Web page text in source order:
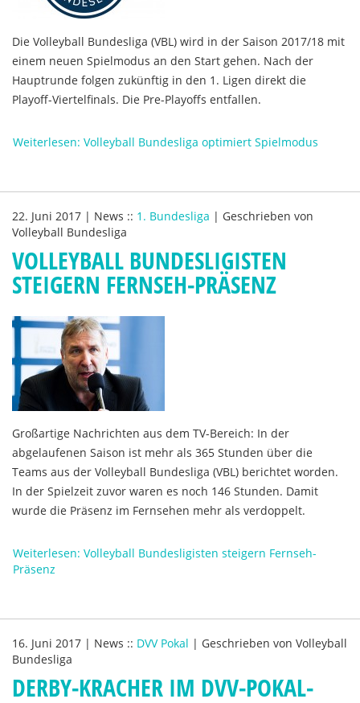
Die Volleyball Bundesliga (VBL) wird in der Saison 2017/18 mit
einem neuen Spielmodus an den Start gehen. Nach der
Hauptrunde folgen zukünftig in den 1. Ligen direkt die
Playoff-Viertelfinals. Die Pre-Playoffs entfallen.
Weiterlesen: Volleyball Bundesliga optimiert Spielmodus
22. Juni 2017 | News :: 1. Bundesliga | Geschrieben von
Volleyball Bundesliga
VOLLEYBALL BUNDESLIGISTEN
STEIGERN FERNSEH-PRÄSENZ
Großartige Nachrichten aus dem TV-Bereich: In der
abgelaufenen Saison ist mehr als 365 Stunden über die
Teams aus der Volleyball Bundesliga (VBL) berichtet worden.
In der Spielzeit zuvor waren es noch 146 Stunden. Damit
wurde die Präsenz im Fernsehen mehr als verdoppelt.
Weiterlesen: Volleyball Bundesligisten steigern Fernseh-
Präsenz
16. Juni 2017 | News :: DVV Pokal | Geschrieben von Volleyball
Bundesliga
DERBY-KRACHER IM DVV-POKAL-